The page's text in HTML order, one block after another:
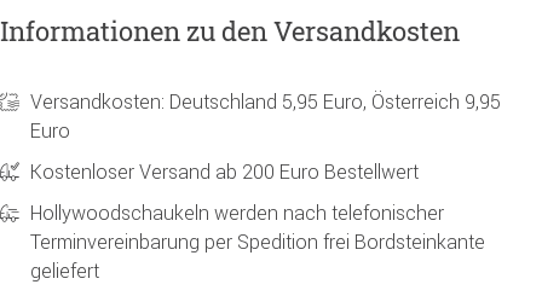
Informationen zu den Versandkosten
Versandkosten: Deutschland 5,95 Euro, Österreich 9,95
Euro
Kostenloser Versand ab 200 Euro Bestellwert
Hollywoodschaukeln werden nach telefonischer
Terminvereinbarung per Spedition frei Bordsteinkante
geliefert